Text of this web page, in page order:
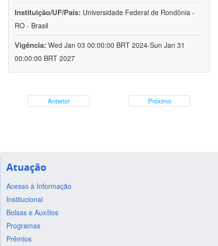
Instituição/UF/País: Universidade Federal de Rondônia -
RO - Brasil
Vigência: Wed Jan 03 00:00:00 BRT 2024-Sun Jan 31
00:00:00 BRT 2027
Anterior Próximo
Atuação
Acesso à Informação
Institucional
Bolsas e Auxílios
Programas
Prêmios